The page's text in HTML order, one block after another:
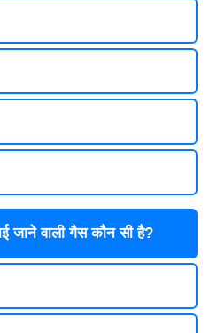
जाने वाली गैस कौन सी है?